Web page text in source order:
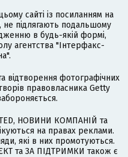
сайті із посиланням на
, не підлягають подальшому
в будь-якій формі,
агентства "Інтерфакс-
відтворення фотографічних
правовласника Getty
НОВИНИ КОМПАНІЙ та
на правах реклами.
які в них промотуються.
та ЗА ПІДТРИМКИ також є